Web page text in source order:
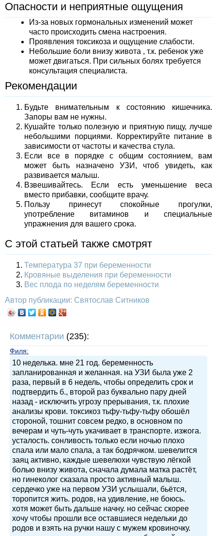
Опасности и неприятные ощущения
Из-за новых гормональных изменений может
часто происходить смена настроения.
Проявления токсикоза и ощущение слабости.
Небольшие боли внизу живота , т.к. ребенок уже
может двигаться. При сильных болях требуется
консультация специалиста.
Рекомендации
Будьте внимательным к состоянию кишечника.
Запоры вам не нужны.
Кушайте только полезную и приятную пищу, лучше
небольшими порциями. Корректируйте питание в
зависимости от частоты и качества стула.
Если все в порядке с общим состоянием, вам
может быть назначено УЗИ, чтоб увидеть, как
развивается малыш.
Взвешивайтесь. Если есть уменьшение веса
вместо прибавки, сообщите врачу.
Пользу принесут спокойные прогулки,
употребление витаминов и специальные
упражнения для вашего срока.
С этой статьей также смотрят
Температура 37 при беременности
Кровяные выделения при беременности
Вес плода по неделям беременности
Автор публикации: Святослав Ситников
Комментарии (235):
Филя:
10 неделька. мне 21 год. беременность
запланированная и желанная. на УЗИ была уже 2
раза, первый в 6 недель, чтобы определить срок и
подтвердить б., второй раз буквально пару дней
назад - исключить угрозу прерывания, т.к. плохие
анализы крови. токсикоз тьфу-тьфу-тьфу обошёл
стороной, тошнит совсем редко, в основном по
вечерам и чуть-чуть укачивает в транспорте. изжога.
усталость. сонливость только если ночью плохо
спала или мало спала, а так бодрячком. шевелится
заяц активно, каждые шевелюхи чувствую лёгкой
болью внизу живота, сначала думала матка растёт,
но гинеколог сказала просто активный малыш.
сердечко уже на первом УЗИ услышали, бьётся,
торопится жить. родов, на удивление, не боюсь.
хотя может быть дальше начну. но сейчас скорее
хочу чтобы прошли все оставшиеся недельки до
родов и взять на ручки нашу с мужем кровиночку.